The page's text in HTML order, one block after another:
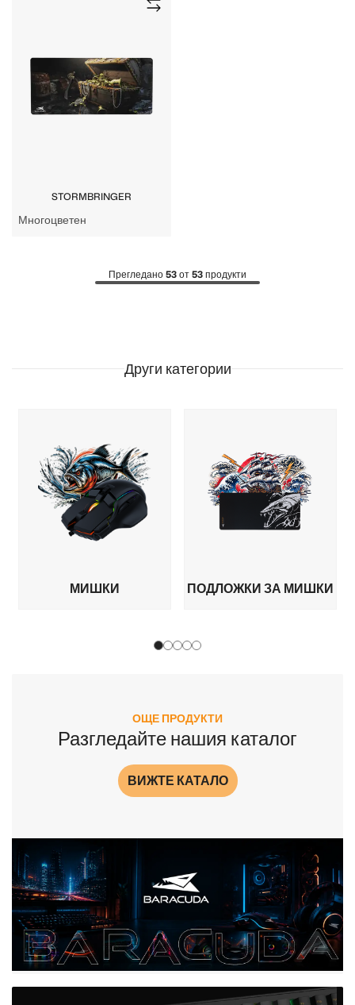
STORMBRINGER
Многоцветен
Прегледано53от53продукти
Други категории
МИШКИ ПОДЛОЖКИ ЗА МИШКИ
ОЩЕ ПРОДУКТИ
Разгледайте нашия каталог
ВИЖТЕ КАТАЛО